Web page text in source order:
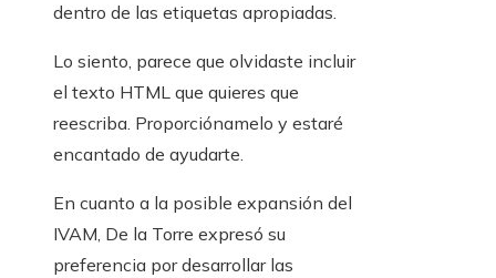
dentro de las etiquetas apropiadas.
Lo siento, parece que olvidaste incluir
el texto HTML que quieres que
reescriba. Proporciónamelo y estaré
encantado de ayudarte.
En cuanto a la posible expansión del
IVAM, De la Torre expresó su
preferencia por desarrollar las